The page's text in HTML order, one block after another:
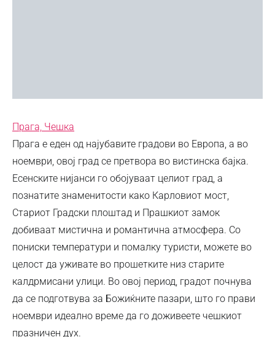
Прага, Чешка
Прага е еден од најубавите градови во Европа, а во
ноември, овој град се претвора во вистинска бајка.
Есенските нијанси го обојуваат целиот град, а
познатите знаменитости како Карловиот мост,
Стариот Градски плоштад и Прашкиот замок
добиваат мистична и романтична атмосфера. Со
пониски температури и помалку туристи, можете во
целост да уживате во прошетките низ старите
калдрмисани улици. Во овој период, градот почнува
да се подготвува за Божиќните пазари, што го прави
ноември идеално време да го доживеете чешкиот
празничен дух.